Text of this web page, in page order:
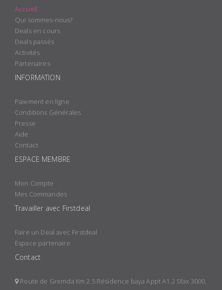
Accueil
Qui sommes-nous?
Deals en cours
Deals passés
Activités
Partenaires
INFORMATION
Paiement en ligne
Conditions Générales
Presse
Aide
Contact
ESPACE MEMBRE
Mon Compte
Mes Commandes
Travailler avec Firstdeal
Faire un Deal avec Firstdeal
Espace partenaire
Contact
Route de Gremda Km 2.5 Résidence baya Appt A1.2 Sfax 3000,